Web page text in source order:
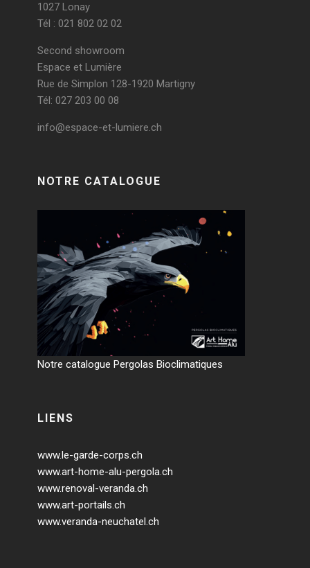
1027 Lonay
Tél : 021 802 02 02
Second showroom
Espace et Lumière
Rue de Simplon 128-1920 Martigny
Tél: 027 203 00 08
info@espace-et-lumiere.ch
NOTRE CATALOGUE
Notre catalogue Pergolas Bioclimatiques
LIENS
www.le-garde-corps.ch
www.art-home-alu-pergola.ch
www.renoval-veranda.ch
www.art-portails.ch
www.veranda-neuchatel.ch